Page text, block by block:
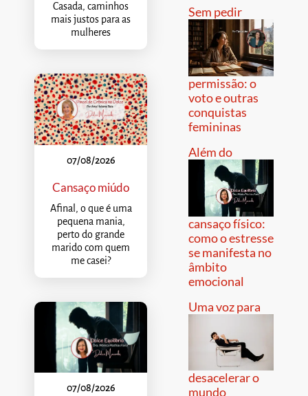
Casada, caminhos
mais justos para as
mulheres
07/08/2026
Cansaço miúdo
Afinal, o que é uma
pequena mania,
perto do grande
marido com quem
me casei?
07/08/2026
Sem pedir
permissão: o
voto e outras
conquistas
femininas
Além do
cansaço físico:
como o estresse
se manifesta no
âmbito
emocional
Uma voz para
desacelerar o
mundo